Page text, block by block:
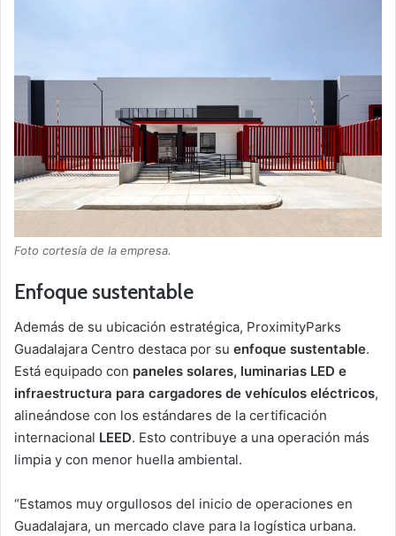
Foto cortesía de la empresa.
Enfoque sustentable
Además de su ubicación estratégica, ProximityParks
Guadalajara Centro destaca por su enfoque sustentable.
Está equipado con paneles solares, luminarias LED e
infraestructura para cargadores de vehículos eléctricos,
alineándose con los estándares de la certificación
internacional LEED. Esto contribuye a una operación más
limpia y con menor huella ambiental.
“Estamos muy orgullosos del inicio de operaciones en
Guadalajara, un mercado clave para la logística urbana.